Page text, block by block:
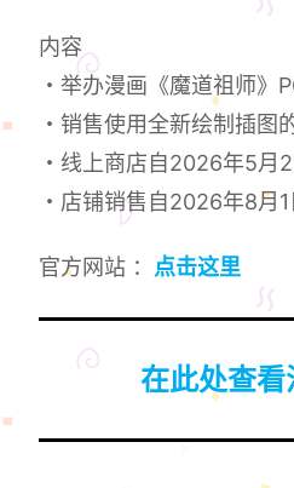
内容
・举办漫画《魔道祖师》
・销售使用全新绘制插图
・线上商店自2026年5月
・店铺销售自2026年8月
官方网站 ： 点击这里
在此处查